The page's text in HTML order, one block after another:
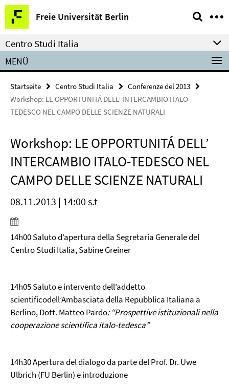
Springe
direkt
zu
Inhalt
Freie Universität Berlin
Service-
Navigation
Centro Studi Italia
MENÜ
Startseite Centro Studi Italia
Conferenze del 2013
Workshop: LE OPPORTUNITÁ DELL’ INTERCAMBIO ITALO-
TEDESCO NEL CAMPO DELLE SCIENZE NATURALI
Workshop: LE OPPORTUNITÁ DELL’
INTERCAMBIO ITALO-TEDESCO NEL
CAMPO DELLE SCIENZE NATURALI
08.11.2013 | 14:00 s.t
14h00 Saluto d’apertura della Segretaria Generale del
Centro Studi Italia, Sabine Greiner
14h05 Saluto e intervento dell’addetto
scientificodell’Ambasciata della Repubblica Italiana a
Berlino, Dott. Matteo Pardo: “Prospettive istituzionali nella
cooperazione scientifica italo-tedesca”
14h30 Apertura del dialogo da parte del Prof. Dr. Uwe
Ulbrich (FU Berlin) e introduzione